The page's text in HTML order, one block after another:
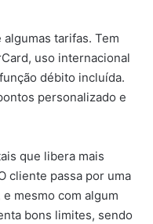
tarifas. Tem
uso internacional
débito incluída.
personalizado e
que libera mais
cliente passa por uma
mesmo com algum
bons limites, sendo